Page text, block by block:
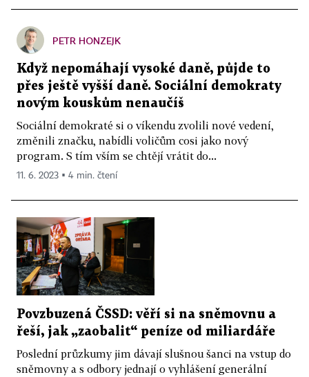
PETR HONZEJK
Když nepomáhají vysoké daně, půjde to
přes ještě vyšší daně. Sociální demokraty
novým kouskům nenaučíš
Sociální demokraté si o víkendu zvolili nové vedení,
změnili značku, nabídli voličům cosi jako nový
program. S tím vším se chtějí vrátit do...
11. 6. 2023 ▪ 4 min. čtení
Povzbuzená ČSSD: věří si na sněmovnu a
řeší, jak „zaobalit“ peníze od miliardáře
Poslední průzkumy jim dávají slušnou šanci na vstup do
sněmovny a s odbory jednají o vyhlášení generální